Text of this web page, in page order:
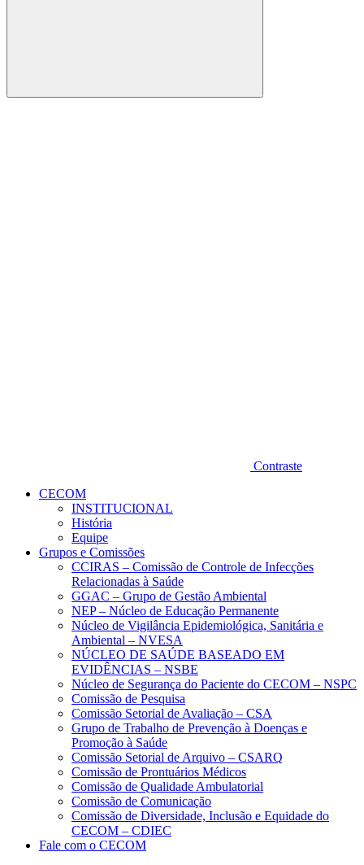
Buscar
Contraste
CECOM
INSTITUCIONAL
História
Equipe
Grupos e Comissões
CCIRAS – Comissão de Controle de Infecções
Relacionadas à Saúde
GGAC – Grupo de Gestão Ambiental
NEP – Núcleo de Educação Permanente
Núcleo de Vigilância Epidemiológica, Sanitária e
Ambiental – NVESA
NÚCLEO DE SAÚDE BASEADO EM
EVIDÊNCIAS – NSBE
Núcleo de Segurança do Paciente do CECOM – NSPC
Comissão de Pesquisa
Comissão Setorial de Avaliação – CSA
Grupo de Trabalho de Prevenção à Doenças e
Promoção à Saúde
Comissão Setorial de Arquivo – CSARQ
Comissão de Prontuários Médicos
Comissão de Qualidade Ambulatorial
Comissão de Comunicação
Comissão de Diversidade, Inclusão e Equidade do
CECOM – CDIEC
Fale com o CECOM